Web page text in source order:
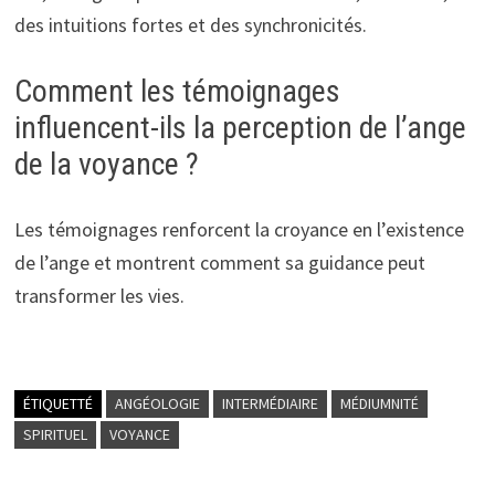
des intuitions fortes et des synchronicités.
Comment les témoignages
influencent-ils la perception de l’ange
de la voyance ?
Les témoignages renforcent la croyance en l’existence
de l’ange et montrent comment sa guidance peut
transformer les vies.
ÉTIQUETTÉ ANGÉOLOGIE INTERMÉDIAIRE
MÉDIUMNITÉ
SPIRITUEL
VOYANCE